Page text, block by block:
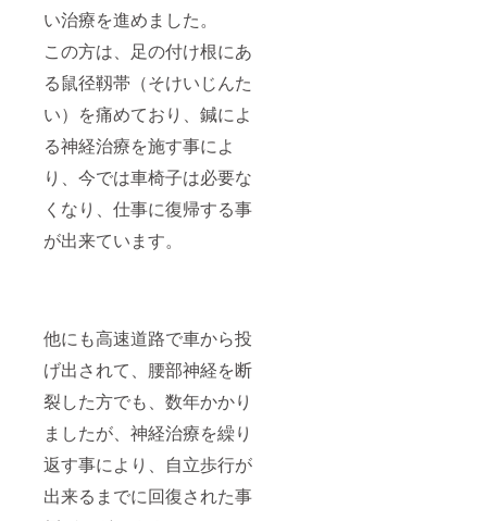
い治療を進めました。
この方は、足の付け根にあ
る鼠径靱帯（そけいじんた
い）を痛めており、鍼によ
る神経治療を施す事によ
り、今では車椅子は必要な
くなり、仕事に復帰する事
が出来ています。
他にも高速道路で車から投
げ出されて、腰部神経を断
裂した方でも、数年かかり
ましたが、神経治療を繰り
返す事により、自立歩行が
出来るまでに回復された事